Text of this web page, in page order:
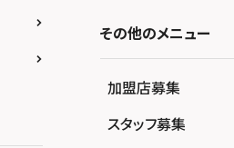
その他のメニュー
加盟店募集
スタッフ募集